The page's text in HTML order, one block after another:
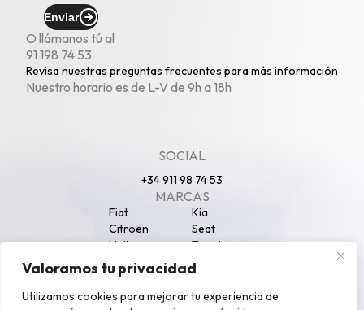
Valoramos tu privacidad
Utilizamos cookies para mejorar tu experiencia de
Enviar
O llámanos tú al
91 198 74 53
Revisa nuestras preguntas frecuentes para más información
Nuestro horario es de L-V de 9h a 18h
SOCIAL
+34 911 98 74 53
MARCAS
Fiat
Kia
Citroën
Seat
Volkswagen
Toyota
Peugeot
Opel
Nissan
Jeep
SECCIONES